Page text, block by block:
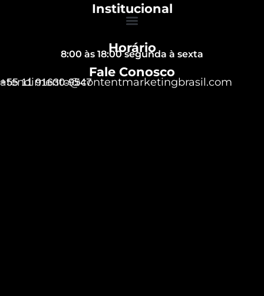
Institucional
Horário
8:00 às 18:00 segunda à sexta
Fale Conosco
+55 11 91630-9547
atendimento@contentmarketingbrasil.com